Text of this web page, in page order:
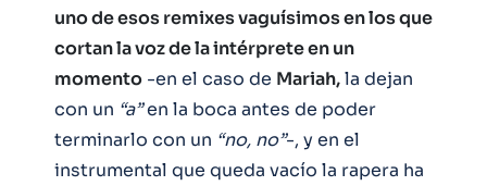
uno de esos remixes vaguísimos en los que
cortan la voz de la intérprete en un
momento -en el caso de Mariah,la dejan
con un “a”en la boca antes de poder
terminarlo con un “no, no”-, y en el
instrumental que queda vacío la rapera ha